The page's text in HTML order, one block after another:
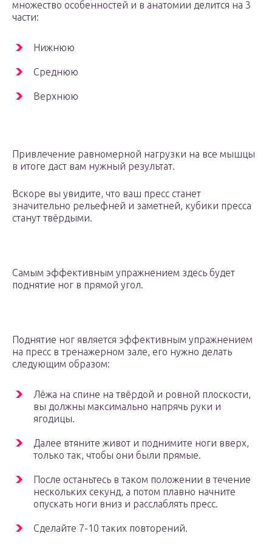
множество особенностей и в анатомии делится на 3
части:
Нижнюю
Среднюю
Верхнюю
Привлечение равномерной нагрузки на все мышцы
в итоге даст вам нужный результат.
Вскоре вы увидите, что ваш пресс станет
значительно рельефней и заметней, кубики пресса
станут твёрдыми.
Самым эффективным упражнением здесь будет
поднятие ног в прямой угол.
Поднятие ног является эффективным упражнением
на пресс в тренажерном зале, его нужно делать
следующим образом:
Лёжа на спине на твёрдой и ровной плоскости,
вы должны максимально напрячь руки и
ягодицы.
Далее втяните живот и поднимите ноги вверх,
только так, чтобы они были прямые.
После останьтесь в таком положении в течение
нескольких секунд, а потом плавно начните
опускать ноги вниз и расслаблять пресс.
Сделайте 7-10 таких повторений.